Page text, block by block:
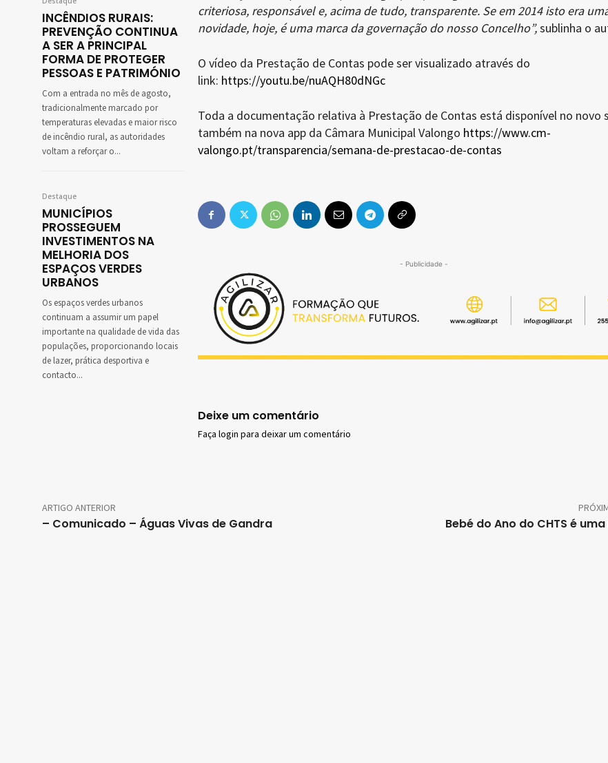
INCÊNDIOS RURAIS:
PREVENÇÃO CONTINUA
A SER A PRINCIPAL
FORMA DE PROTEGER
PESSOAS E PATRIMÓNIO
Com a entrada no mês de agosto,
tradicionalmente marcado por
temperaturas elevadas e maior risco
de incêndio rural, as autoridades
voltam a reforçar o...
Destaque
MUNICÍPIOS
PROSSEGUEM
INVESTIMENTOS NA
MELHORIA DOS
ESPAÇOS VERDES
URBANOS
Os espaços verdes urbanos
continuam a assumir um papel
importante na qualidade de vida das
populações, proporcionando locais
de lazer, prática desportiva e
contacto...
criteriosa, responsável e, acima de tudo, transparente. Se em 2014 isto era
novidade, hoje, é uma marca da governação do nosso Concelho”,sublinha o
O vídeo da Prestação de Contas pode ser visualizado através do
link: https://youtu.be/nuAQH80dNGc
Toda a documentação relativa à Prestação de Contas está disponível no novo
também na nova app da Câmara Municipal Valongo https://www.cm-
valongo.pt/transparencia/semana-de-prestacao-de-contas
- Publicidade -
Deixe um comentário
Faça login para deixar um comentário
ARTIGO ANTERIOR
– Comunicado – Águas Vivas de Gandra Bebé do Ano do CHTS é